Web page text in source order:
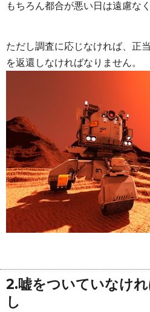
もちろん都合が悪い日は遠慮な
ただし調査に応じなければ、正
を返還しなければなりません。
2.嘘をついていなけ
し